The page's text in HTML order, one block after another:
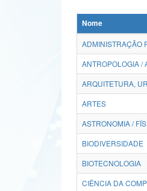
Nome
ADMINISTRAÇÃO
ANTROPOLOGIA /
ARQUITETURA,
ARTES
ASTRONOMIA /
BIODIVERSIDADE
BIOTECNOLOGIA
CIÊNCIA DA